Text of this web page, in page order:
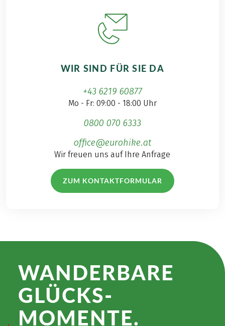
WIR SIND FÜR SIE DA
+43 6219 60877
Mo - Fr: 09:00 - 18:00 Uhr
0800 070 6333
office@eurohike.at
Wir freuen uns auf Ihre Anfrage
ZUM KONTAKTFORMULAR
WANDER­BARE
GLÜCKS­
MOMENTE.